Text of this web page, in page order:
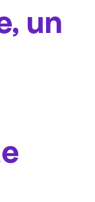
un